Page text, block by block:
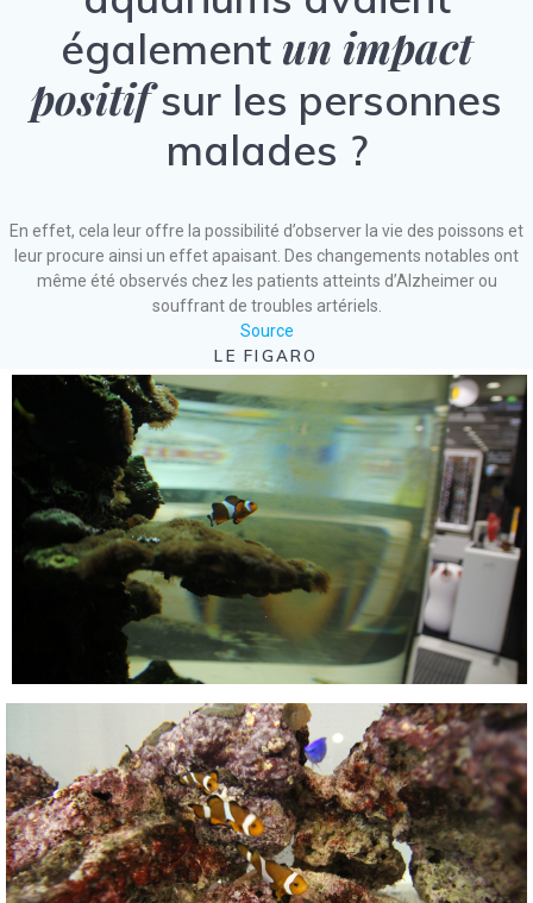
également un impact
positifsur les personnes
malades ?
En effet, cela leur offre la possibilité d’observer la vie des poissons et
leur procure ainsi un effet apaisant. Des changements notables ont
même été observés chez les patients atteints d’Alzheimer ou
souffrant de troubles artériels.
Source
LE FIGARO